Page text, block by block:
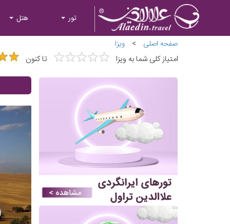
تور هتل
صفحه اصلی > ویزا
امتیاز کلی شما به ویزا ★★★★★
★★★★★ تا کنون ★
★